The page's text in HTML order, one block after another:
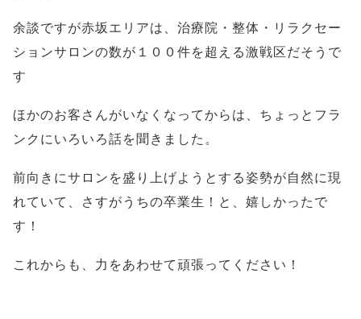
余談ですが赤坂エリアは、治療院・整体・リラクセー
ションサロンの数が１００件を超える激戦区だそうで
す
ほかのお客さんがいなくなってからは、ちょっとフラ
ンクにいろいろ話を聞きました。
前向きにサロンを盛り上げようとする姿勢が自然に現
れていて、さすがうちの卒業生！と、嬉しかったで
す！
これからも、力をあわせて頑張ってください！